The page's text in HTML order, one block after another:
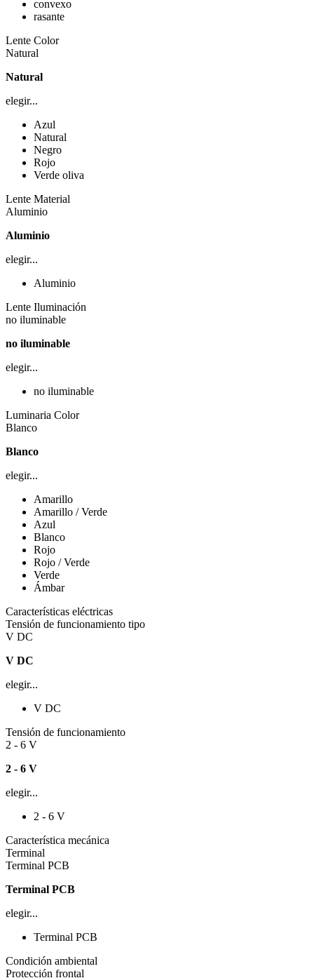
convexo
rasante
Lente Color
Natural
Natural
elegir...
Azul
Natural
Negro
Rojo
Verde oliva
Lente Material
Aluminio
Aluminio
elegir...
Aluminio
Lente Iluminación
no iluminable
no iluminable
elegir...
no iluminable
Luminaria Color
Blanco
Blanco
elegir...
Amarillo
Amarillo / Verde
Azul
Blanco
Rojo
Rojo / Verde
Verde
Ámbar
Características eléctricas
Tensión de funcionamiento tipo
V DC
V DC
elegir...
V DC
Tensión de funcionamiento
2 - 6 V
2 - 6 V
elegir...
2 - 6 V
Característica mecánica
Terminal
Terminal PCB
Terminal PCB
elegir...
Terminal PCB
Condición ambiental
Protección frontal